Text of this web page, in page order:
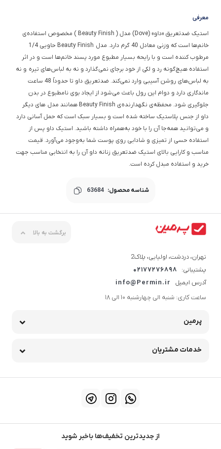
معرفی
استیک ضدتعریق «داو» (Dove) مدل ( Beauty Finish ) مخصوص استفاده‌ی
خانم‌ها است که وزنی معادل 40 گرم دارد. مدل Beauty Finish حاویی 1/4
مرطوب کننده است و با رایحه بسیار مطبوع مورد پسند خانم‌ها است و در اثر
استفاده هیچ‌گونه رد و لکی از خود برجای نمی‌گذارد و نه به لباس‌های تیره و نه
به لباس‌های روشن آسیبی وارد نمی‌کند. ضدتعریق داو تا حدوداً 48 ساعت
ماندگاری دارد و دوام این رول باعث می‌شود از ایجاد بوی نامطبوع در بدن
جلوگیری شود. محفظه‌ی نگهدارنده‌ی Beauty Finish همانند مدل های دیگر
داو از جنس پلاستیک ساخته شده است و بسیار سبک است که حمل آسانی دارد
و می‌توانید همه‌جا آن را با خود به‌همراه داشته باشید. استیک داو پس از
استفاده حسی از تمیزی و شادابی روی پوست شما به‌وجود می‌آورد. قیمت
مناسب و کارایی بالای استیک ضدتعریق زنانه داو آن را به انتخابی مناسب جهت
خرید و استفاده مبدل کرده است.
شناسه محصول: 63684
برگشت به بالا
تهران، دردشت، اولیایی، پلاک2
پشتیبانی:
02177276898
آدرس ایمیل
info@Permin.ir
ساعت کاری: شنبه الی چهارشنبه 10 الی 18
پرمین
خدمات مشتریان
از جدیدترین تخفیف‌ها باخبر شوید